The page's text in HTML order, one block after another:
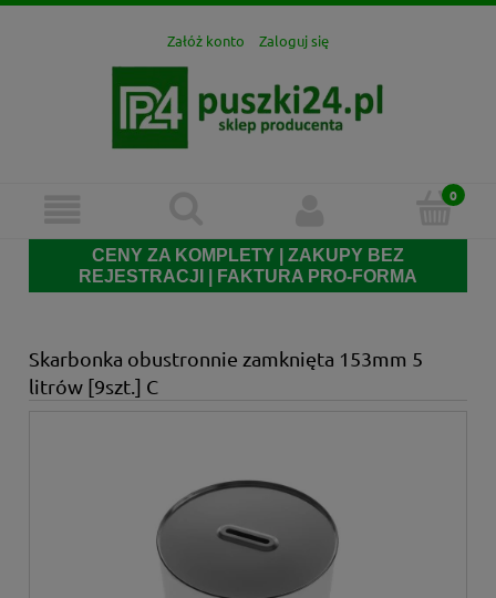
Załóż konto Zaloguj się
CENY ZA KOMPLETY | ZAKUPY BEZ
REJESTRACJI | FAKTURA PRO-FORMA
Skarbonka obustronnie zamknięta 153mm 5
litrów [9szt.] C